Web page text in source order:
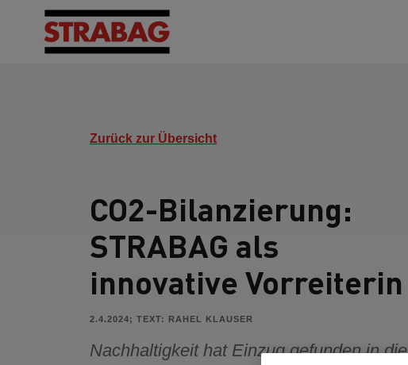
Zurück zur Übersicht
CO2-Bilanzierung:
STRABAG als
innovative Vorreiterin
2.4.2024; TEXT: RAHEL KLAUSER
Nachhaltigkeit hat Einzug gefunden in die